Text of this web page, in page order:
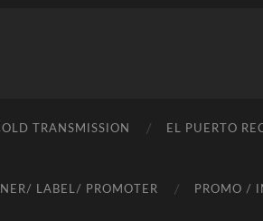
TRANSMISSION EL PUERTO
LABEL/ PROMOTER PROMO /